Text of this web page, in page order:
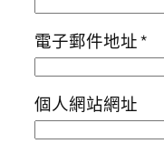
電子郵件地址*
個人網站網址